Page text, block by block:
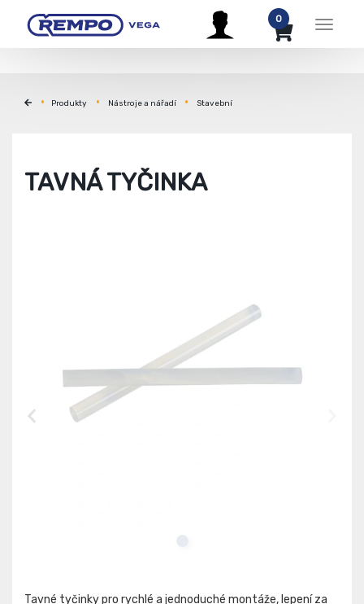
Menu
0
Produkty Nástroje a nářadí Stavební
TAVNÁ TYČINKA
Tavné tyčinky pro rychlé a jednoduché montáže, lepení za